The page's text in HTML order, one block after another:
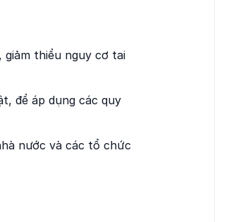
thiểu nguy cơ tai
để áp dụng các quy
nước và các tổ chức